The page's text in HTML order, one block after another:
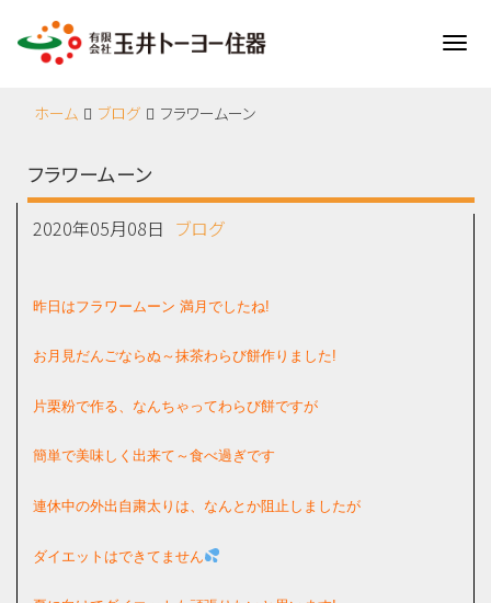
ホーム ブログ フラワームーン
フラワームーン
2020年05月08日 ブログ
昨日はフラワームーン 満月でしたね!
お月見だんごならぬ～抹茶わらび餅作りました!
片栗粉で作る、なんちゃってわらび餅ですが
簡単で美味しく出来て～食べ過ぎです
連休中の外出自粛太りは、なんとか阻止しましたが
ダイエットはできてません